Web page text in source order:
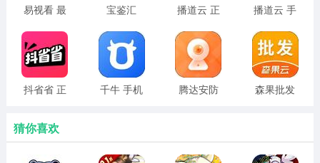
易视看 最
宝鉴汇
播道云 正
播道云 手
抖省省 正
千牛 手机
腾达安防
森果批发
猜你喜欢